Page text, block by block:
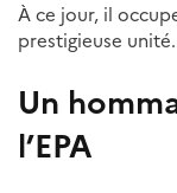
À ce jour, il
prestigieuse unité.
Un
l’EPA